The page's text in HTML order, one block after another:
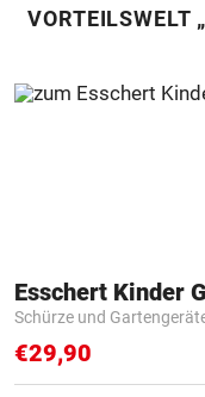
VORTEILSWELT
Schürze und
€29,90